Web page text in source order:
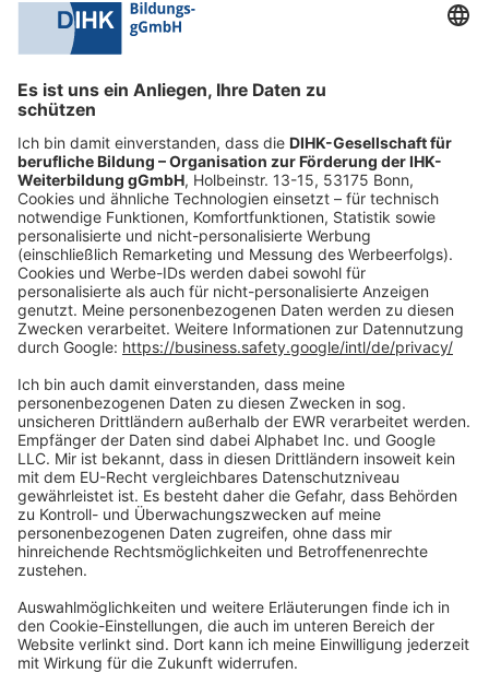
0228 6205 205
Fr.:
09:00-14:00 Uhr
shop@dihk-bildung.shop
Vertrag widerrufen
Zahlungsarten
Social Media
Oft Gesucht
Rund um die Prüfung